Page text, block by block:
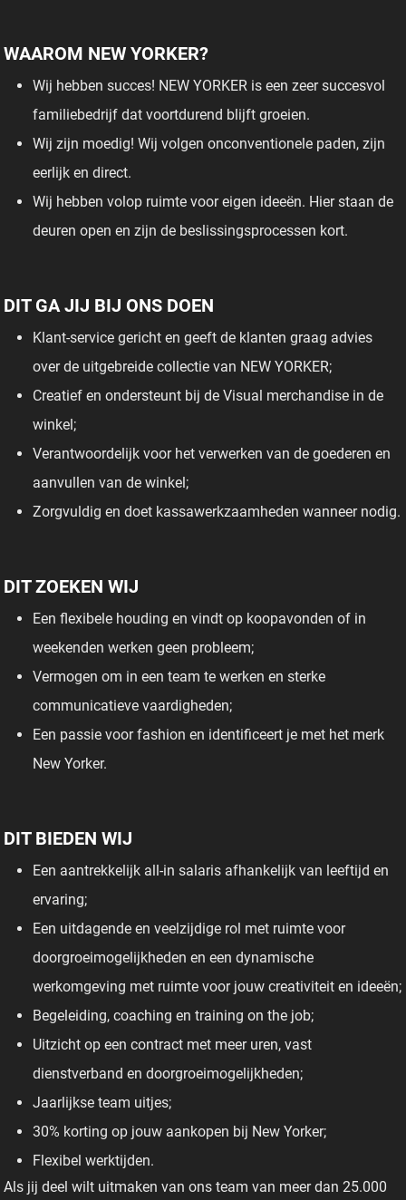
WAAROM NEW YORKER?
Wij hebben succes! NEW YORKER is een zeer succesvol
familiebedrijf dat voortdurend blijft groeien.
Wij zijn moedig! Wij volgen onconventionele paden, zijn
eerlijk en direct.
Wij hebben volop ruimte voor eigen ideeën. Hier staan de
deuren open en zijn de beslissingsprocessen kort.
DIT GA JIJ BIJ ONS DOEN
Klant-service gericht en geeft de klanten graag advies
over de uitgebreide collectie van NEW YORKER;
Creatief en ondersteunt bij de Visual merchandise in de
winkel;
Verantwoordelijk voor het verwerken van de goederen en
aanvullen van de winkel;
Zorgvuldig en doet kassawerkzaamheden wanneer nodig.
DIT ZOEKEN WIJ
Een flexibele houding en vindt op koopavonden of in
weekenden werken geen probleem;
Vermogen om in een team te werken en sterke
communicatieve vaardigheden;
Een passie voor fashion en identificeert je met het merk
New Yorker.
DIT BIEDEN WIJ
Een aantrekkelijk all-in salaris afhankelijk van leeftijd en
ervaring;
Een uitdagende en veelzijdige rol met ruimte voor
doorgroeimogelijkheden en een dynamische
werkomgeving met ruimte voor jouw creativiteit en ideeën;
Begeleiding, coaching en training on the job;
Uitzicht op een contract met meer uren, vast
dienstverband en doorgroeimogelijkheden;
Jaarlijkse team uitjes;
30% korting op jouw aankopen bij New Yorker;
Flexibel werktijden.
Als jij deel wilt uitmaken van ons team van meer dan 25.000